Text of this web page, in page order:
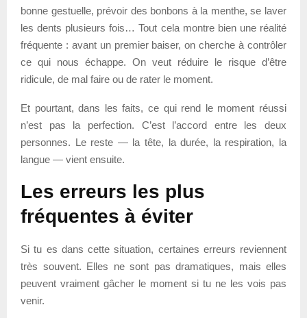
bonne gestuelle, prévoir des bonbons à la menthe, se laver
les dents plusieurs fois… Tout cela montre bien une réalité
fréquente : avant un premier baiser, on cherche à contrôler
ce qui nous échappe. On veut réduire le risque d’être
ridicule, de mal faire ou de rater le moment.
Et pourtant, dans les faits, ce qui rend le moment réussi
n’est pas la perfection. C’est l’accord entre les deux
personnes. Le reste — la tête, la durée, la respiration, la
langue — vient ensuite.
Les erreurs les plus
fréquentes à éviter
Si tu es dans cette situation, certaines erreurs reviennent
très souvent. Elles ne sont pas dramatiques, mais elles
peuvent vraiment gâcher le moment si tu ne les vois pas
venir.